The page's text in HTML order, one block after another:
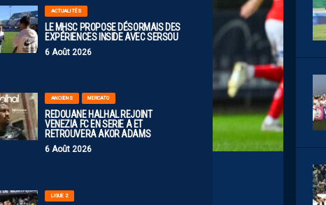
ACTUALITÉS
LE MHSC PROPOSE DÉSORMAIS DES
EXPÉRIENCES INSIDE AVEC SERSOU
6 Août 2026
ANCIENS MERCATO
REDOUANE HALHAL REJOINT
VENEZIA FC EN SERIE A ET
RETROUVERA AKOR ADAMS
6 Août 2026
LIGUE 2